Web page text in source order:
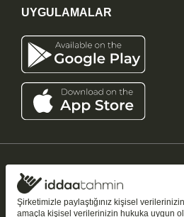
UYGULAMALAR
iddaatahmin11.com
Tüm Hakları Saklıdır
Şirketimizle paylaştığınız kişisel
amaçla kişisel verilerinizin hukuka uygun